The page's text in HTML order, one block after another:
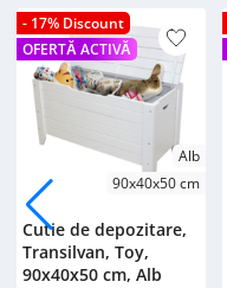
- 17% Discount
OFERTĂ ACTIVĂ
Alb
90x40x50 cm
Cutie de depozitare,
Transilvan, Toy,
90x40x50 cm, Alb